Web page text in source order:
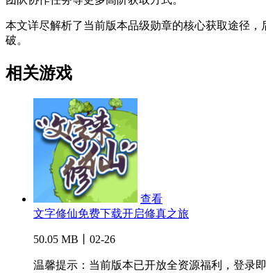
本文详尽解析了当前版本品级勋章的核心获取途径
破。
相关游戏
查看
文字修仙免费下载开启修真之旅
50.05 MB丨02-26
温馨提示：当前版本已开放全资源福利，登录